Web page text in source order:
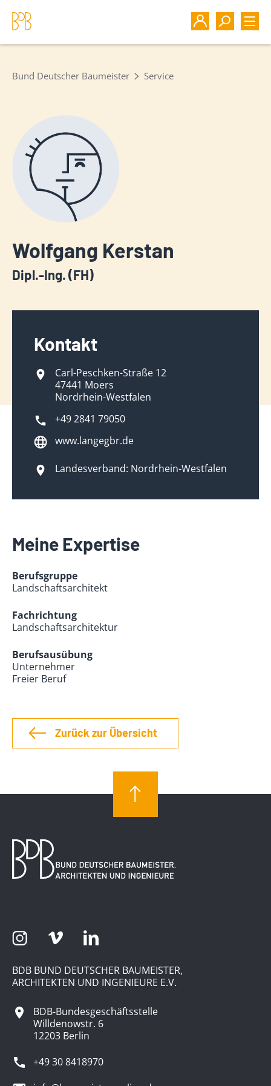
Bund Deutscher Baumeister Service
Wolfgang Kerstan
Dipl.-Ing. (FH)
Kontakt
Carl-Peschken-Straße 12
47441 Moers
Nordrhein-Westfalen
+49 2841 79050
www.langegbr.de
Landesverband: Nordrhein-Westfalen
Meine Expertise
Berufsgruppe
Landschaftsarchitekt
Fachrichtung
Landschaftsarchitektur
Berufsausübung
Unternehmer
Freier Beruf
Zurück zur Übersicht
BDB BUND DEUTSCHER BAUMEISTER,
ARCHITEKTEN UND INGENIEURE E.V.
BDB-Bundesgeschäftsstelle
Willdenowstr. 6
12203 Berlin
+49 30 8418970